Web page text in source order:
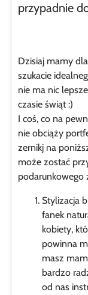
przypadnie
Dzisiaj mamy
szukacie
nie ma nic
czasie świąt :)
I coś, co na
nie obciąży
zernikj na
może zostać
podarunkowego
Stylizacja
fanek
kobiety,
powinna
masz
bardzo
od nas